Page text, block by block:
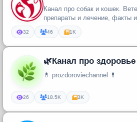
Канал про собак и кошек.
препараты и лечение, факты
и многое другое
32 46 1K
🌿Канал про здоровье
💊 prozdoroviechannel 💊
26 18.5K 3K